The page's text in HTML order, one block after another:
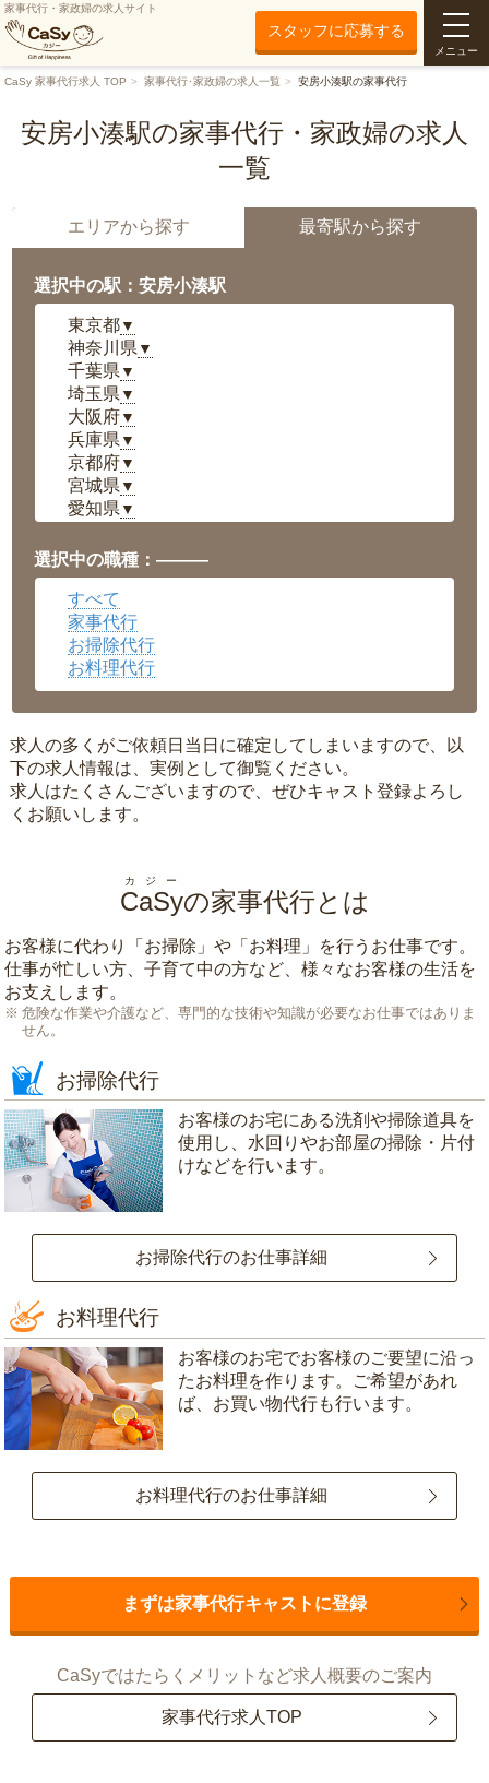
家事代行・家政婦の求人サイト
スタッフに応募する
メニュー
CaSy 家事代行求人 TOP 家事代行･家政婦の求人一覧 安房小湊駅の家事代行
安房小湊駅の家事代行・家政婦の求人
一覧
エリアから探す 最寄駅から探す
選択中の駅：安房小湊駅
東京都▼
神奈川県 ▼
千葉県 ▼
埼玉県 ▼
大阪府▼
兵庫県 ▼
京都府▼
宮城県 ▼
愛知県 ▼
岡山県▼
広島県▼
沖縄県
選択中の職種：———
すべて
家事代行
お掃除代行
お料理代行
求人の多くがご依頼日当日に確定してしまいますので、以
下の求人情報は、実例として御覧ください。
求人はたくさんございますので、ぜひキャスト登録よろし
くお願いします。
CaSy
カジー
の家事代行とは
お客様に代わり「 お掃除 」や「 お料理 」を行うお仕事です。
仕事が忙しい方、子育て中の方など、様々なお客様の生活を
お支えします。
危険な作業や介護など、専門的な技術や知識が必要なお仕事ではありま
せん。
お掃除代行
お客様のお宅にある洗剤や掃除道具を
使用し、水回りやお部屋の掃除・片付
けなどを行います。
お掃除代行のお仕事詳細
お料理代行
お客様のお宅でお客様のご要望に沿っ
たお料理を作ります。ご希望があれ
ば、お買い物代行も行います。
お料理代行のお仕事詳細
まずは家事代行キャストに登録
CaSyではたらくメリットなど求人概要のご案内
家事代行求人TOP